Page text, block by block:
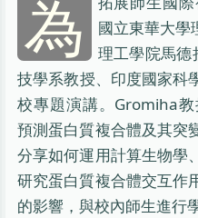
為
國立東華大學
理工學院馬
技學系教授、印度國家
校專題演講。Gromiha
預測蛋白質複合體及其突
分享如何運用計算生物學
研究蛋白質複合體交互作
的影響，與校內師生進行